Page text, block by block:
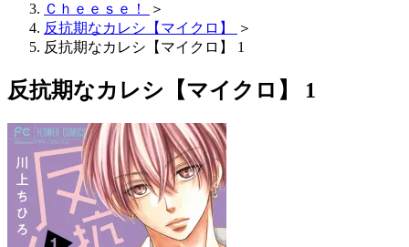
Ｃｈｅｅｓｅ！
＞
反抗期なカレシ【マイクロ】
＞
反抗期なカレシ【マイクロ】 1
反抗期なカレシ【マイクロ】 1